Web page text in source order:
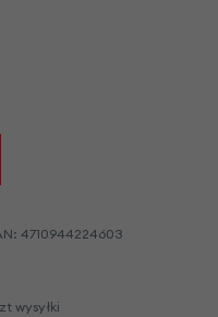
4710944224603
wysyłki